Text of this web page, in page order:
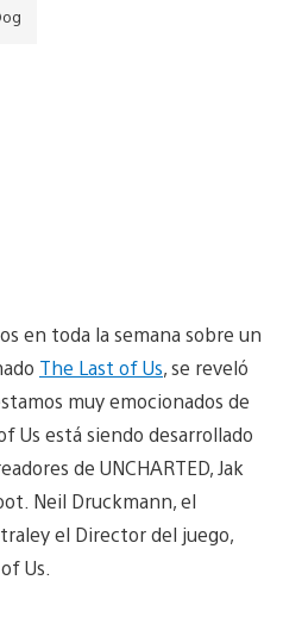
en toda la semana sobre un
The Last of Us, se reveló
muy emocionados de
Us está siendo desarrollado
de UNCHARTED, Jak
Neil Druckmann, el
el Director del juego,
Us.